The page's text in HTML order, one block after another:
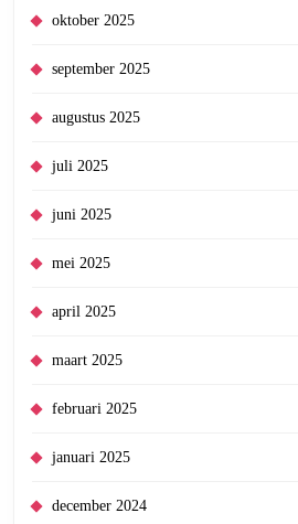
oktober 2025
september 2025
augustus 2025
juli 2025
juni 2025
mei 2025
april 2025
maart 2025
februari 2025
januari 2025
december 2024